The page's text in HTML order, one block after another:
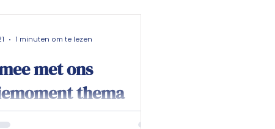
met ons
thema
1 minuten om te lezen